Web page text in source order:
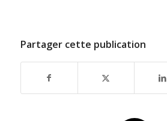
Partager cette publication